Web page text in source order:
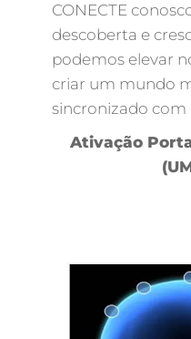
CONECTE
descoberta e
podemos elevar
criar um mundo
sincronizado com
Ativação